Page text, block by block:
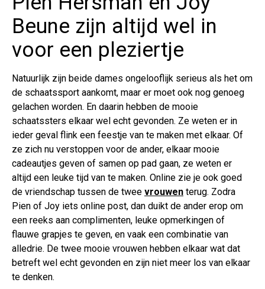
Beune zijn altijd wel in
voor een pleziertje
Natuurlijk zijn beide dames ongelooflijk serieus als het om
de schaatssport aankomt, maar er moet ook nog genoeg
gelachen worden. En daarin hebben de mooie
schaatssters elkaar wel echt gevonden. Ze weten er in
ieder geval flink een feestje van te maken met elkaar. Of
ze zich nu verstoppen voor de ander, elkaar mooie
cadeautjes geven of samen op pad gaan, ze weten er
altijd een leuke tijd van te maken. Online zie je ook goed
de vriendschap tussen de twee vrouwen terug. Zodra
Pien of Joy iets online post, dan duikt de ander erop om
een reeks aan complimenten, leuke opmerkingen of
flauwe grapjes te geven, en vaak een combinatie van
alledrie. De twee mooie vrouwen hebben elkaar wat dat
betreft wel echt gevonden en zijn niet meer los van elkaar
te denken.